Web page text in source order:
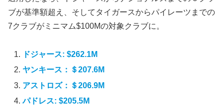
ブが基準額超え、そしてタイガースからパイレーツまでの
7クラブがミニマム$100Mの対象クラブに。
ドジャース: $262.1M
ヤンキース：＄207.6M
アストロズ：＄206.9M
パドレス: $205.5M